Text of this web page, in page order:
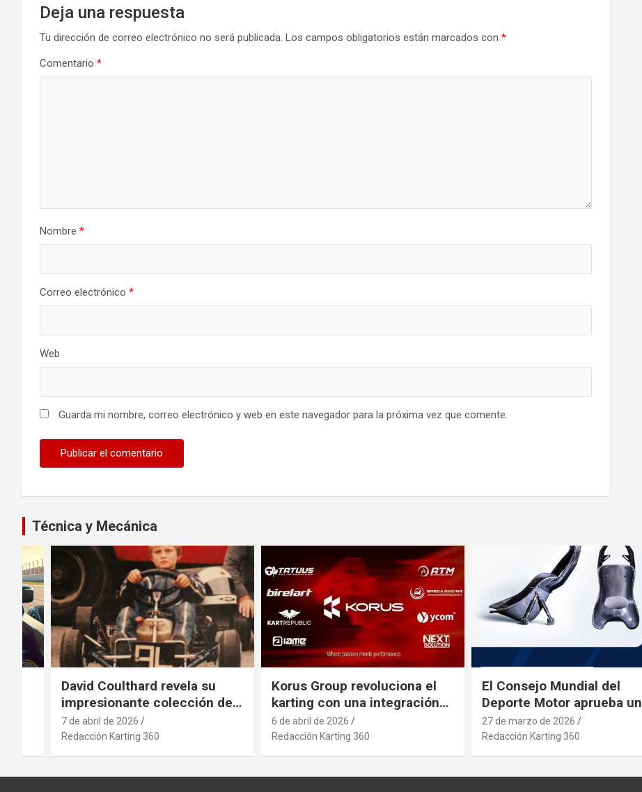
Deja una respuesta
Tu dirección de correo electrónico no será publicada. Los campos obligatorios están marcados con *
Comentario *
Nombre *
Correo electrónico *
Web
Guarda mi nombre, correo electrónico y web en este navegador para la próxima vez que comente.
Técnica y Mecánica
David Coulthard revela su
impresionante colección de
vehículos
7 de abril de 2026
Redacción Karting 360
Korus Group revoluciona el
karting con una integración
industrial estratégica que se
anticipa a posibles
movimietos que afecten al
6 de abril de 2026
Redacción Karting 360
El Consejo Mundial del
Deporte Motor aprueba un
nuevo asiento de karting
27 de marzo de 2026
Redacción Karting 360